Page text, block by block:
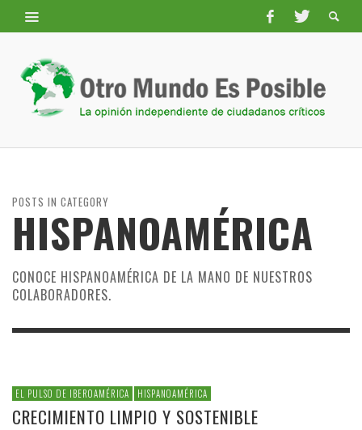
POSTS IN CATEGORY
HISPANOAMÉRICA
CONOCE HISPANOAMÉRICA DE LA MANO DE NUESTROS
COLABORADORES.
EL PULSO DE IBEROAMÉRICA HISPANOAMÉRICA
CRECIMIENTO LIMPIO Y SOSTENIBLE